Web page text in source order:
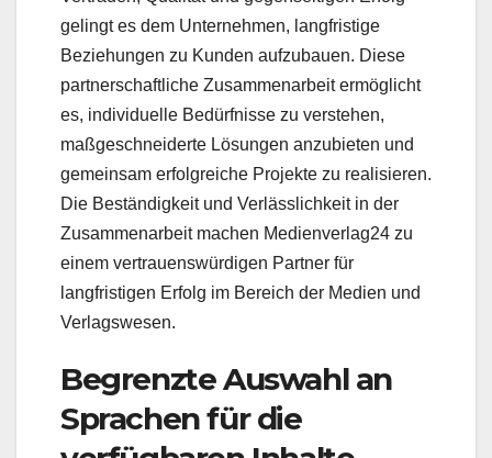
gelingt es dem Unternehmen, langfristige
Beziehungen zu Kunden aufzubauen. Diese
partnerschaftliche Zusammenarbeit ermöglicht
es, individuelle Bedürfnisse zu verstehen,
maßgeschneiderte Lösungen anzubieten und
gemeinsam erfolgreiche Projekte zu realisieren.
Die Beständigkeit und Verlässlichkeit in der
Zusammenarbeit machen Medienverlag24 zu
einem vertrauenswürdigen Partner für
langfristigen Erfolg im Bereich der Medien und
Verlagswesen.
Begrenzte Auswahl an
Sprachen für die